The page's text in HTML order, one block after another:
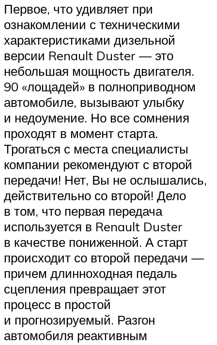
Первое, что удивляет при
ознакомлении с техническими
характеристиками дизельной
версии Renault Duster — это
небольшая мощность двигателя.
90 «лощадей» в полноприводном
автомобиле, вызывают улыбку
и недоумение. Но все сомнения
проходят в момент старта.
Трогаться с места специалисты
компании рекомендуют с второй
передачи! Нет, Вы не ослышались,
действительно со второй! Дело
в том, что первая передача
используется в Renault Duster
в качестве пониженной. А старт
происходит со второй передачи —
причем длинноходная педаль
сцепления превращает этот
процесс в простой
и прогнозируемый. Разгон
автомобиля реактивным